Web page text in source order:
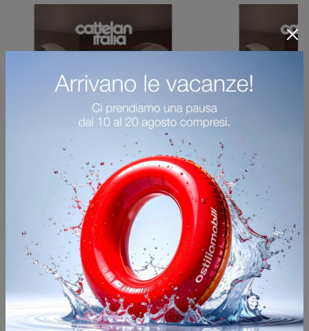
Potrebbero piacerti anche